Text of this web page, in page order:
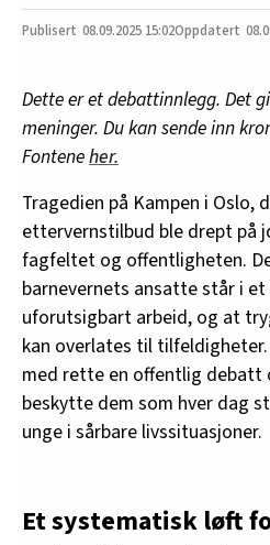
08.09.2025 15:02
Dette er et debattinnlegg. Det
meninger. Du kan sende inn
Fonteneher.
Tragedien på Kampen i Oslo,
ettervernstilbud ble drept på
fagfeltet og offentligheten.
barnevernets ansatte står i
uforutsigbart arbeid, og at
kan overlates til
med rette en offentlig debatt
beskytte dem som hver dag
unge i sårbare livssituasjoner.
Et systematisk løft